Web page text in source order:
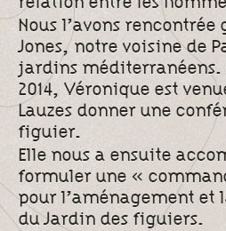
Nous l’avons rencontrée
Jones, notre voisine de
jardins méditerranéens.
2014, Véronique est
Lauzes donner une
figuier.
Elle nous a ensuite
formuler une «
pour l’aménagement et
du Jardin des figuiers.